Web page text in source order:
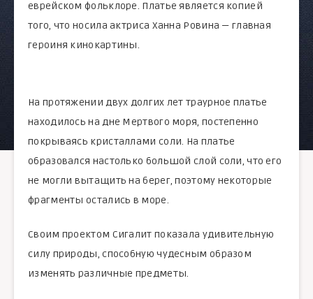
еврейском фольклоре. Платье является копией
того, что носила актриса Ханна Ровина — главная
героиня кинокартины.
На протяжении двух долгих лет траурное платье
находилось на дне Мертвого моря, постепенно
покрываясь кристаллами соли. На платье
образовался настолько большой слой соли, что его
не могли вытащить на берег, поэтому некоторые
фрагменты остались в море.
Своим проектом Сигалит показала удивительную
силу природы, способную чудесным образом
изменять различные предметы.